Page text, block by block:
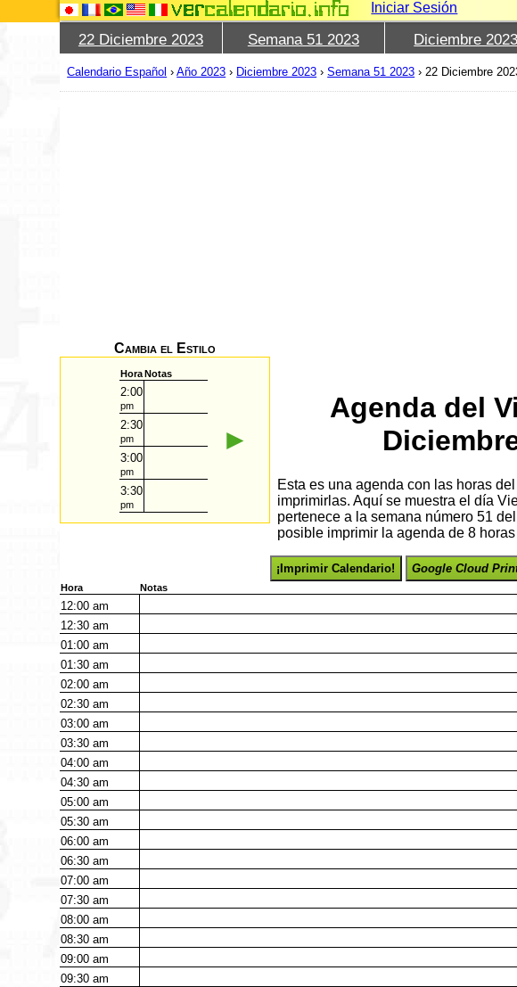
Iniciar Sesión
22 Diciembre 2023 Semana 51 2023 Diciembre 2023
Calendario Español ›Año 2023 › Diciembre 2023 ›Semana 51 2023 ›22 Diciembre
Cambia el Estilo
HoraNotas
2:00
pm
2:30
pm
3:00
pm
3:30
pm
►
Agenda del
Esta es una agenda con las horas
imprimirlas. Aquí se muestra el día
pertenece a la semana número 51
posible imprimir la agenda de 8
¡Imprimir Calendario! Google Cloud
Hora Notas
12:00am
12:30am
01:00am
01:30am
02:00am
02:30am
03:00am
03:30am
04:00am
04:30am
05:00am
05:30am
06:00am
06:30am
07:00am
07:30am
08:00am
08:30am
09:00am
09:30am